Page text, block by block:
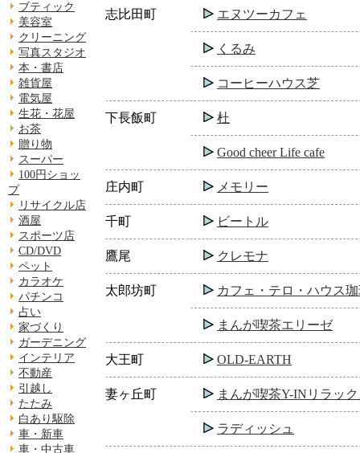
ブティック
美容室
クリーニング
写真スタジオ
本・書店
雑貨屋
電気屋
生花・花屋
お茶
贈り物
スーパー
100円ショッ
プ
リサイクル店
酒屋
スポーツ店
CD/DVD
ペット
カラオケ
パチンコ
占い
家づくり
ガーデニング
インテリア
不動産
引越し
たたみ
白あり駆除
車・新車
車・中古車
志比田町 エヌツーカフェ
くるみ
コーヒーハウス芝
下長飯町 杜
Good cheer Life cafe
庄内町 メモリー
千町 ビートル
鷹尾 クレモナ
太郎坊町 カフェ・テロ・ハウス
まんが喫茶エリーゼ
大王町 OLD-EARTH
妻ヶ丘町 まんが喫茶Y-INリラッ
ラディッシュ